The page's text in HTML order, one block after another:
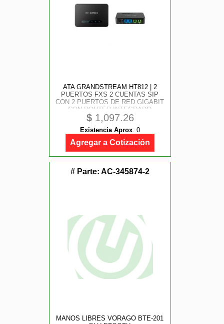
ATA GRANDSTREAM HT812 | 2
PUERTOS FXS 2 CUENTAS SIP
CON 2 PUERTOS DE RED GIGABIT
CON ROUTER INTEGRADO
$1,097.26
Existencia Aprox: 0
Agregar a Cotización
# Parte: AC-345874-2
MANOS LIBRES VORAGO BTE-201